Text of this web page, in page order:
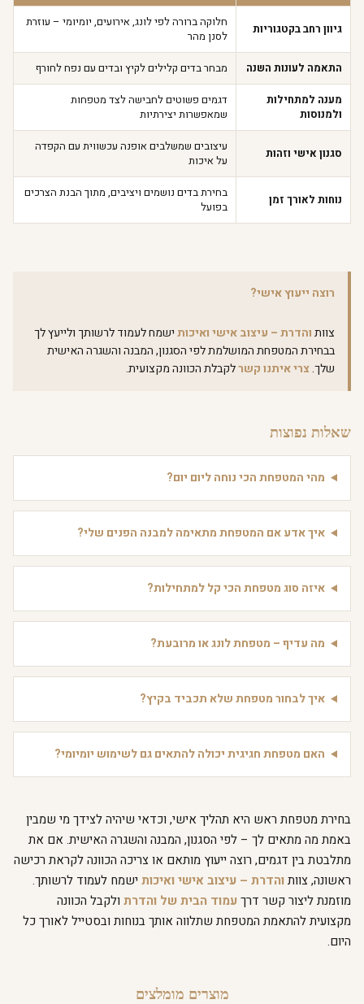
גיוון רחב בקטגוריות
חלוקה ברורה לפי לונג, אירועים, יומיומי – עוזרת
לסנן מהר
התאמה לעונות השנה מבחר בדים קלילים לקיץ ובדים עם נפח לחורף
מענה למתחילות
ולמנוסות
דגמים פשוטים לחבישה לצד מטפחות
שמאפשרות יצירתיות
סגנון אישי וזהות
עיצובים שמשלבים אופנה עכשווית עם הקפדה
על איכות
נוחות לאורך זמן
בחירת בדים נושמים ויציבים, מתוך הבנת הצרכים
בפועל
רוצה ייעוץ אישי?
צוותוהדרת – עיצוב אישי ואיכותישמח לעמוד לרשותך ולייעץ לך
בבחירת המטפחת המושלמת לפי הסגנון, המבנה והשגרה האישית
שלך.צרי איתנו קשרלקבלת הכוונה מקצועית.
שאלות נפוצות
מהי המטפחת הכי נוחה ליום יום?
איך אדע אם המטפחת מתאימה למבנה הפנים שלי?
איזה סוג מטפחת הכי קל למתחילות?
מה עדיף – מטפחת לונג או מרובעת?
איך לבחור מטפחת שלא תכביד בקיץ?
האם מטפחת חגיגית יכולה להתאים גם לשימוש יומיומי?
בחירת מטפחת ראש היא תהליך אישי, וכדאי שיהיה לצידך מי שמבין
באמת מה מתאים לך – לפי הסגנון, המבנה והשגרה האישית. אם את
מתלבטת בין דגמים, רוצה ייעוץ מותאם או צריכה הכוונה לקראת רכישה
ראשונה, צוותוהדרת – עיצוב אישי ואיכות ישמח לעמוד לרשותך.
מוזמנת ליצור קשר דרךעמוד הבית של והדרת ולקבל הכוונה
מקצועית להתאמת המטפחת שתלווה אותך בנוחות ובסטייל לאורך כל
היום.
מוצרים מומלצים